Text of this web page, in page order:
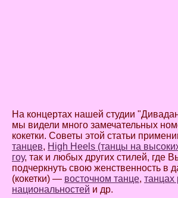
На концертах нашей студии
мы видели много замечательных
кокетки. Советы этой статьи
танцев, High Heels (танцы на
гоу, так и любых других стилей, где
подчеркнуть свою женственность в
(кокетки) — восточном танце, танцах
национальностей и др.